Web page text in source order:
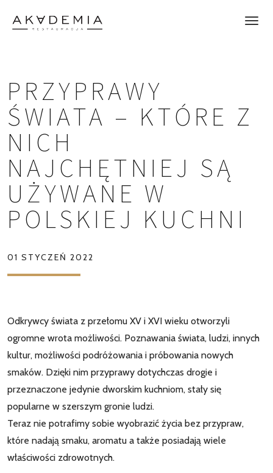
PRZYPRAWY
ŚWIATA – KTÓRE Z
NICH
NAJCHĘTNIEJ SĄ
UŻYWANE W
POLSKIEJ KUCHNI
01 STYCZEŃ 2022
Odkrywcy świata z przełomu XV i XVI wieku otworzyli
ogromne wrota możliwości. Poznawania świata, ludzi, innych
kultur, możliwości podróżowania i próbowania nowych
smaków. Dzięki nim przyprawy dotychczas drogie i
przeznaczone jedynie dworskim kuchniom, stały się
popularne w szerszym gronie ludzi.
Teraz nie potrafimy sobie wyobrazić życia bez przypraw,
które nadają smaku, aromatu a także posiadają wiele
właściwości zdrowotnych.